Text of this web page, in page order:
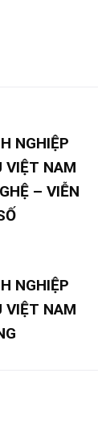
NGHIỆP
VIỆT NAM
– VIỄN
NGHIỆP
VIỆT NAM